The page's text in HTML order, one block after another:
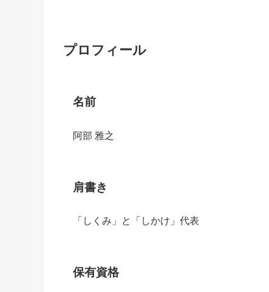
プロフィール
名前
阿部 雅之
肩書き
「しくみ」と「しかけ」代表
保有資格